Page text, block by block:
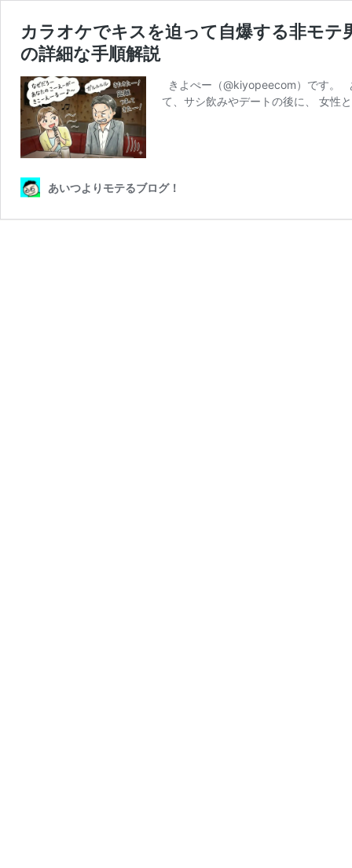
カラオケでキスを迫って自爆する非モ
の詳細な手順解説
きよぺー（@kiyopeecom）です。
て、サシ飲みやデートの後に、 女性
あいつよりモテるブログ！